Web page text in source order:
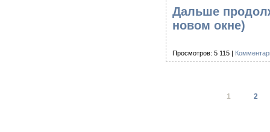
Дальше
новом окне)
Просмотров: 5 115 |
1 2